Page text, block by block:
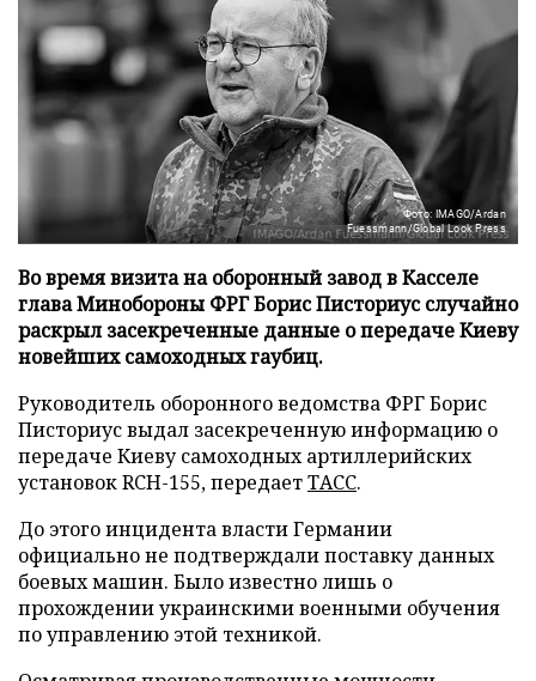
Фото: IMAGO/Ardan
Fuessmann/Global Look Press
Во время визита на оборонный завод в Касселе
глава Минобороны ФРГ Борис Писториус случайно
раскрыл засекреченные данные о передаче Киеву
новейших самоходных гаубиц.
Руководитель оборонного ведомства ФРГ Борис
Писториус выдал засекреченную информацию о
передаче Киеву самоходных артиллерийских
установок RCH-155, передаетТАСС.
До этого инцидента власти Германии
официально не подтверждали поставку данных
боевых машин. Было известно лишь о
прохождении украинскими военными обучения
по управлению этой техникой.